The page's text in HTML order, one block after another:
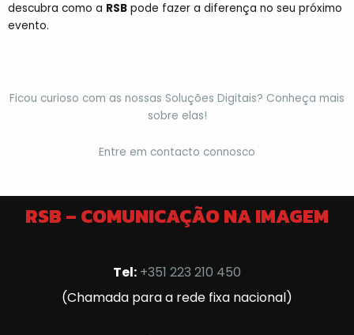
descubra como a RSB pode fazer a diferença no seu próximo
evento.
Ficou curioso com as nossas Soluções Digitais? Conheça mais
sobre elas!
Entre em contacto connosco
RSB – COMUNICAÇÃO NA IMAGEM
Tel: +351 223 210 450
(Chamada para a rede fixa nacional)